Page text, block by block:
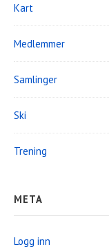
Kart
Medlemmer
Samlinger
Ski
Trening
META
Logg inn